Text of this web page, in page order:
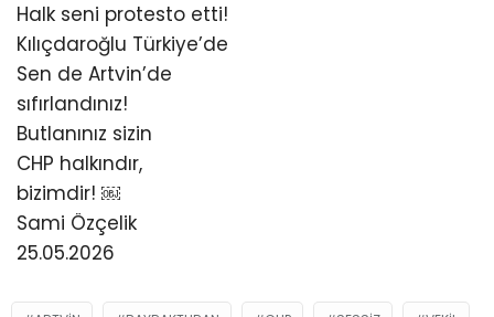
Halk seni protesto etti!
Kılıçdaroğlu Türkiye’de
Sen de Artvin’de
sıfırlandınız!
Butlanınız sizin
CHP halkındır,
bizimdir! ￼
Sami Özçelik
25.05.2026